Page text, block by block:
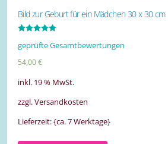
Bild zur Geburt für ein Mädchen 30 x 30 cm
5.00
geprüfte Gesamtbewertungen
54,00€
inkl. 19 % MwSt.
zzgl. Versandkosten
Lieferzeit: {ca. 7 Werktage}